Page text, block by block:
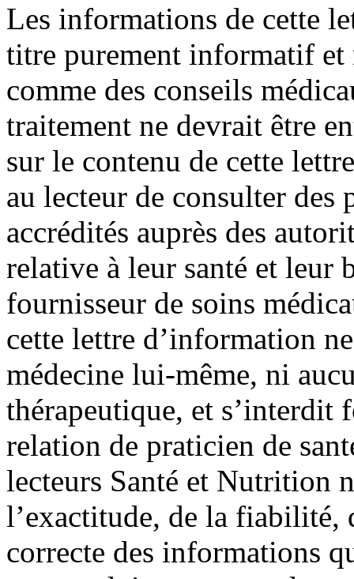
Les informations de cette
titre purement informatif et
comme des conseils
traitement ne devrait être
sur le contenu de cette
au lecteur de consulter des
accrédités auprès des
relative à leur santé et leur
fournisseur de soins
cette lettre d’information
médecine lui-même, ni
thérapeutique, et s’interdit
relation de praticien de
lecteurs Santé et Nutrition
l’exactitude, de la fiabilité,
correcte des informations